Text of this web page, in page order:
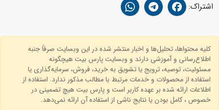
اشتراک:
کلیه محتواها، تحلیل‌ها و اخبار منتشر شده در این وبسایت صرفاً جنبه
اطلاع‌رسانی و آموزشی دارند و وبسایت پارس بیت هیچگونه
مسئولیت، توصیه، ترویج یا تشویق به خرید، فروش، سرمایه‌گذاری یا
استفاده از محصولات و خدمات مرتبط با مطالب مذکور ندارد. استفاده از
اطلاعات ارائه شده بر عهده کاربر است و پارس بیت هیچ تضمینی در
خصوص ، کامل بودن یا نتایج ناشی از استفاده آن ارائه نمی‌دهد.